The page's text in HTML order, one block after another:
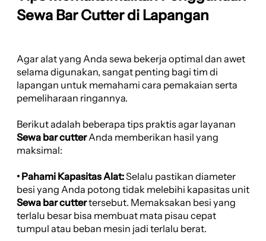
Sewa Bar Cutter di Lapangan
Agar alat yang Anda sewa bekerja optimal dan awet
selama digunakan, sangat penting bagi tim di
lapangan untuk memahami cara pemakaian serta
pemeliharaan ringannya.
Berikut adalah beberapa tips praktis agar layanan
Sewa bar cutterAnda memberikan hasil yang
maksimal:
• Pahami Kapasitas Alat:Selalu pastikan diameter
besi yang Anda potong tidak melebihi kapasitas unit
Sewa bar cuttertersebut. Memaksakan besi yang
terlalu besar bisa membuat mata pisau cepat
tumpul atau beban mesin jadi terlalu berat.